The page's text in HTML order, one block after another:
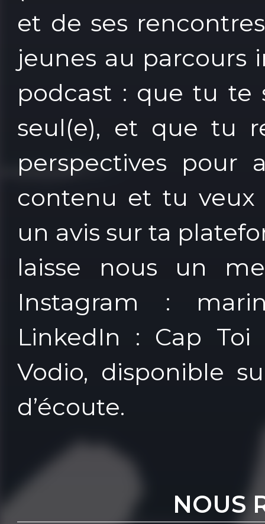
et de ses
jeunes au parcours
podcast : que tu te
seul(e), et que tu
perspectives pour
contenu et tu veux
un avis sur ta
laisse nous un
Instagram :
LinkedIn : Cap
Vodio, disponible
d’écoute.
NOUS